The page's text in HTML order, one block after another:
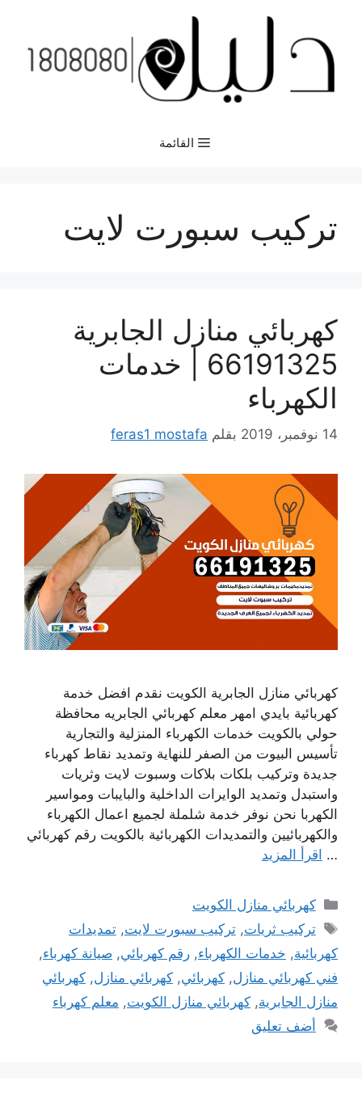
المحتوى
القائمة
تركيب سبورت لايت
كهربائي منازل الجابرية
66191325 | خدمات
الكهرباء
14 نوفمبر، 2019 بقلم feras1 mostafa
كهربائي منازل الجابرية الكويت نقدم افضل خدمة
كهربائية بايدي امهر معلم كهربائي الجابريه محافظة
حولي بالكويت خدمات الكهرباء المنزلية والتجارية
تأسيس البيوت من الصفر للنهاية وتمديد نقاط كهرباء
جديدة وتركيب بلكات بلاكات وسبوت لايت وثريات
واستبدل وتمديد الوايرات الداخلية والبايبات ومواسير
الكهربا نحن نوفر خدمة شلملة لجميع اعمال الكهرباء
والكهربائيين والتمديدات الكهربائية بالكويت رقم كهربائي
… اقرأ المزيد
التصنيفات
كهربائي منازل الكويت
الوسوم
تركيب ثريات,تركيب سبورت لايت,تمديدات
كهربائية, خدمات الكهرباء, رقم كهربائي, صيانة كهرباء,
فني كهربائي منازل, كهربائي, كهربائي منازل, كهربائي
منازل الجابرية, كهربائي منازل الكويت, معلم كهرباء
أضف تعليق